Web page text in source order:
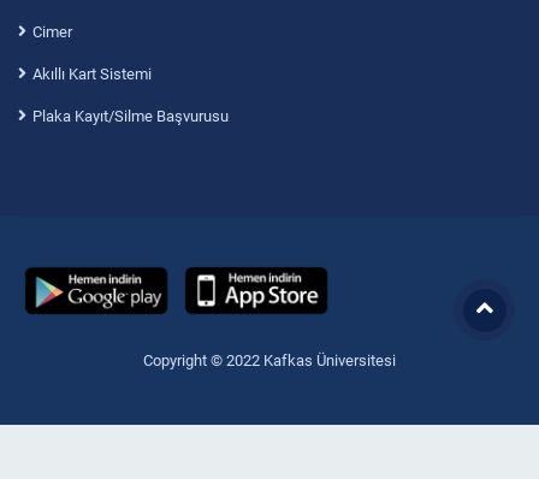
Cimer
Akıllı Kart Sistemi
Plaka Kayıt/Silme Başvurusu
Copyright © 2022 Kafkas Üniversitesi